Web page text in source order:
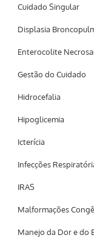
Cuidado Singular
Displasia
Enterocolite
Gestão do Cuidado
Hidrocefalia
Hipoglicemia
Icterícia
Infecções
IRAS
Malformações
Manejo da Dor e do